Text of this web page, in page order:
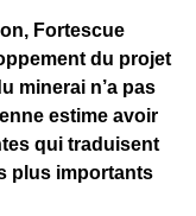
.
de la
Elle permet de
le
en phase
Fortescue
du projet
minerai n’a pas
estime avoir
qui traduisent
plus importants